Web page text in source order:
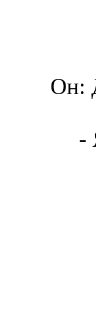
Он:
-